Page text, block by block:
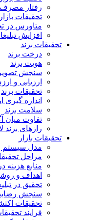
رفتار مصرف
تحقیقات
متاورس در
افزایش
تحقیقات برند
درخت برند
هویت برند
سنجش تصویر
ارزیابی و
تحقیقات برند
اندازه گیری
سلامت برند
تفاوت میان
رازهای برند
تحقیقات بازار
مدل سیستم
مراحل
منابع هزینه
اهداف و
تحقیق در
سنجش
تحقیقات
فرایند